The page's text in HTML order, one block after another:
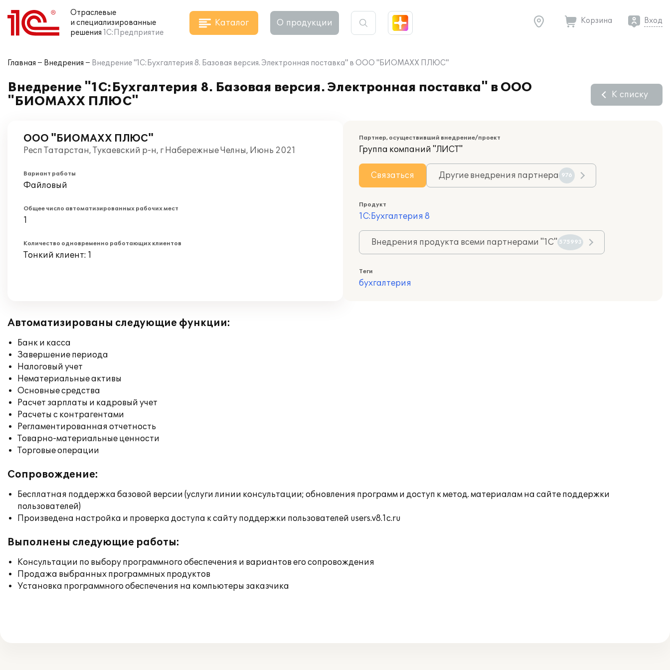
Отраслевые
и специализированные
решения 1С:Предприятие
Каталог О продукции Корзина Вход
Главная Внедрения Внедрение "1С:Бухгалтерия 8. Базовая версия. Электронная поставка" в ООО "БИОМАХХ ПЛЮС"
Внедрение "1С:Бухгалтерия 8. Базовая версия. Электронная поставка" в ООО
"БИОМАХХ ПЛЮС"
К списку
ООО "БИОМАХХ ПЛЮС"
Респ Татарстан, Тукаевский р-н, г Набережные Челны, Июнь 2021
Вариант работы
Файловый
Общее число автоматизированных рабочих мест
1
Количество одновременно работающих клиентов
Тонкий клиент: 1
Партнер, осуществивший внедрение/проект
Группа компаний "ЛИСТ"
Связаться Другие внедрения партнера 976
Продукт
1С:Бухгалтерия 8
Внедрения продукта всеми партнерами "1С" 575993
Теги
бухгалтерия
Автоматизированы следующие функции:
Банк и касса
Завершение периода
Налоговый учет
Нематериальные активы
Основные средства
Расчет зарплаты и кадровый учет
Расчеты с контрагентами
Регламентированная отчетность
Товарно-материальные ценности
Торговые операции
Сопровождение:
Бесплатная поддержка базовой версии (услуги линии консультации; обновления программ и доступ к метод. материалам на сайте поддержки
пользователей)
Произведена настройка и проверка доступа к сайту поддержки пользователей users.v8.1c.ru
Выполнены следующие работы:
Консультации по выбору программного обеспечения и вариантов его сопровождения
Продажа выбранных программных продуктов
Установка программного обеспечения на компьютеры заказчика